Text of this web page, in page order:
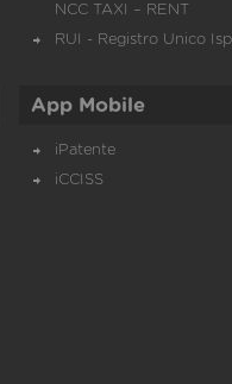
NCC TAXI – RENT
RUI - Registro Unico
App Mobile
iPatente
iCCISS